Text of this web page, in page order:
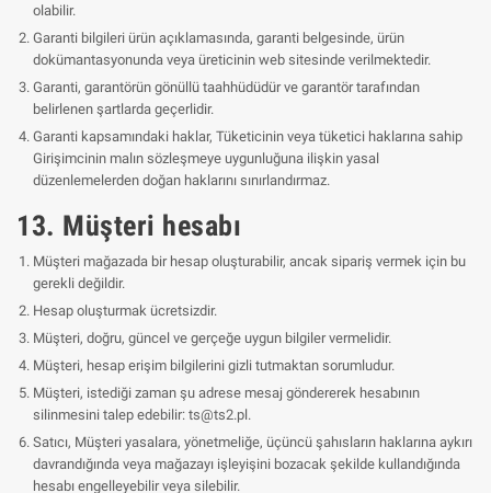
olabilir.
Garanti bilgileri ürün açıklamasında, garanti belgesinde, ürün
dokümantasyonunda veya üreticinin web sitesinde verilmektedir.
Garanti, garantörün gönüllü taahhüdüdür ve garantör tarafından
belirlenen şartlarda geçerlidir.
Garanti kapsamındaki haklar, Tüketicinin veya tüketici haklarına sahip
Girişimcinin malın sözleşmeye uygunluğuna ilişkin yasal
düzenlemelerden doğan haklarını sınırlandırmaz.
13. Müşteri hesabı
Müşteri mağazada bir hesap oluşturabilir, ancak sipariş vermek için bu
gerekli değildir.
Hesap oluşturmak ücretsizdir.
Müşteri, doğru, güncel ve gerçeğe uygun bilgiler vermelidir.
Müşteri, hesap erişim bilgilerini gizli tutmaktan sorumludur.
Müşteri, istediği zaman şu adrese mesaj göndererek hesabının
silinmesini talep edebilir: ts@ts2.pl.
Satıcı, Müşteri yasalara, yönetmeliğe, üçüncü şahısların haklarına aykırı
davrandığında veya mağazayı işleyişini bozacak şekilde kullandığında
hesabı engelleyebilir veya silebilir.